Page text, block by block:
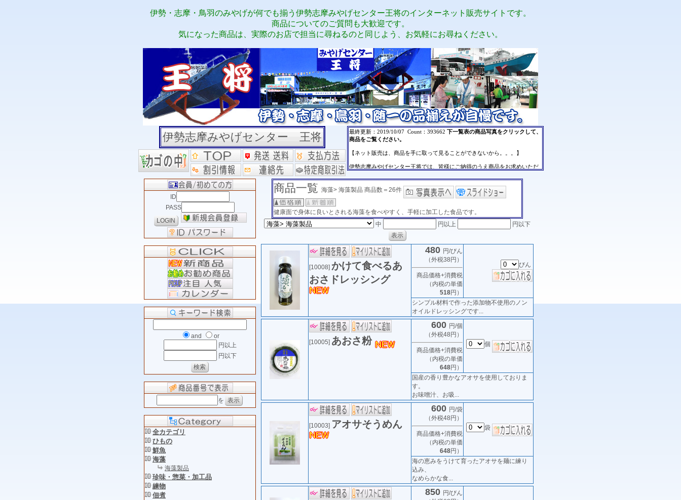
伊勢・志摩・鳥羽のみやげが何でも揃う伊勢志摩みやげセンター王将のインターネット販売サイトです。
商品についてのご質問も大歓迎です。
気になった商品は、実際のお店で担当に尋ねるのと同じよう、お気軽にお尋ねください。
伊勢志摩みやげセンター 王将
ID
PASS
and
or
円以上
円以下
を
全カテゴリ
ひもの
鮮魚
海藻
海藻製品
珍味・惣菜・加工品
練物
佃煮
商品一覧 海藻> 海藻製品 商品数＝26件
健康面で身体に良いとされる海藻を食べやすく、手軽に加工した食品です。
中
円以上 円以下
[10008] かけて食べるあ
おさドレッシング
480 円/びん
（外税38円）
商品価格+消費税
（内税の単価
518円）
びん
シンプル材料で作った添加物不使用のノン
オイルドレッシングです...
[10005] あおさ粉
600 円/個
（外税48円）
商品価格+消費税
（内税の単価
648円）
個
国産の香り豊かなアオサを使用しておりま
す。
お味噌汁、お吸...
[10003] アオサそうめん
600 円/袋
（外税48円）
商品価格+消費税
（内税の単価
648円）
袋
海の恵みをうけて育ったアオサを麺に練り
込み、
なめらかな食...
850 円/びん